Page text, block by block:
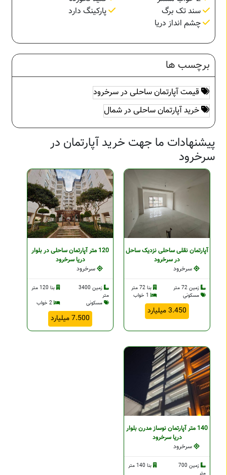
سند تک برگ
پارکینگ دارد
چشم انداز دریا
برچسب ها
قیمت آپارتمان ساحلی در سرخرود
خرید آپارتمان ساحلی در شمال
پیشنهادات ما جهت خرید آپارتمان در
سرخرود
آپارتمان نقلی ساحلی نزدیک ساحل
در سرخرود
سرخرود
زمین 72 متر
بنا 72 متر
مسکونی
3.450 میلیارد
120 متر آپارتمان ساحلی در بلوار
دریا سرخرود
سرخرود
زمین 3400
متر
بنا 120 متر
مسکونی
2 خواب
7.500 میلیارد
140 متر آپارتمان نوساز مدرن بلوار
دریا سرخرود
سرخرود
زمین 700
متر
بنا 140 متر